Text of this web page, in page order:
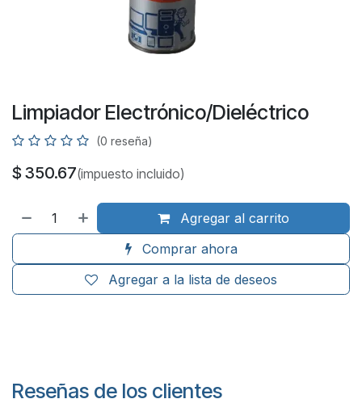
Limpiador Electrónico/Dieléctrico
(0 reseña)
$ 350.67(impuesto incluido)
Agregar al carrito
Comprar ahora
Agregar a la lista de deseos
Reseñas de los clientes